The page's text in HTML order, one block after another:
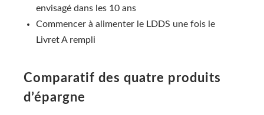
envisagé dans les 10 ans
Commencer à alimenter le LDDS une fois le
Livret A rempli
Comparatif des quatre produits
d’épargne